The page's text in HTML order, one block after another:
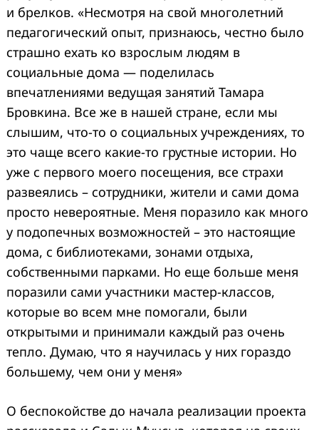
и брелков. «Несмотря на свой многолетний
педагогический опыт, признаюсь, честно было
страшно ехать ко взрослым людям в
социальные дома — поделилась
впечатлениями ведущая занятий Тамара
Бровкина. Все же в нашей стране, если мы
слышим, что-то о социальных учреждениях, то
это чаще всего какие-то грустные истории. Но
уже с первого моего посещения, все страхи
развеялись – сотрудники, жители и сами дома
просто невероятные. Меня поразило как много
у подопечных возможностей – это настоящие
дома, с библиотеками, зонами отдыха,
собственными парками. Но еще больше меня
поразили сами участники мастер-классов,
которые во всем мне помогали, были
открытыми и принимали каждый раз очень
тепло. Думаю, что я научилась у них гораздо
большему, чем они у меня»
О беспокойстве до начала реализации проекта